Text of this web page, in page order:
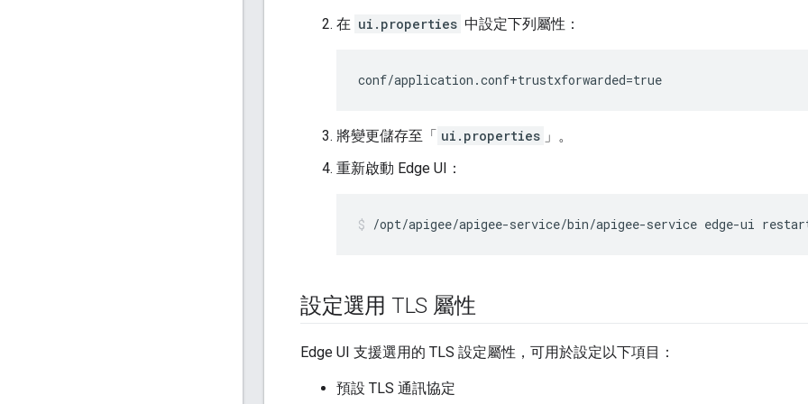
在 ui.properties 中設定下列屬性：
conf/application.conf+trustxforwarded=true
將變更儲存至「 ui.properties 」。
重新啟動 Edge UI：
/opt/apigee/apigee-service/bin/apigee-service edge-ui
設定選用 TLS 屬性
Edge UI 支援選用的 TLS 設定屬性，可用於設定以下項目：
預設 TLS 通訊協定